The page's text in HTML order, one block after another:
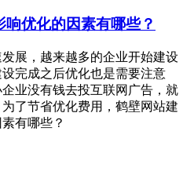
优化的因素有哪些？
展，越来越多的企业开始建设
完成之后优化也是需要注意
业没有钱去投互联网广告，就
了节省优化费用，鹤壁网站建
有哪些？